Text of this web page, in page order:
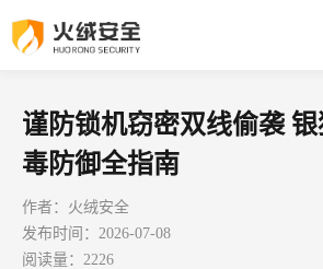
谨防锁机窃密双线偷袭
毒防御全指南
作者：火绒安全
发布时间：2026-07-08
阅读量：2226